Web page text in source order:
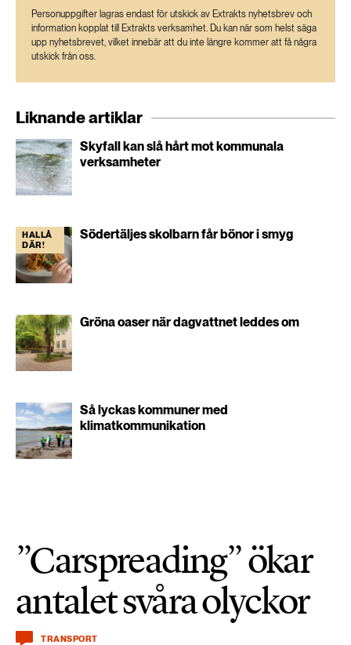
Personuppgifter lagras endast för utskick av Extrakts nyhetsbrev och
information kopplat till Extrakts verksamhet. Du kan när som helst säga
upp nyhetsbrevet, vilket innebär att du inte längre kommer att få några
utskick från oss.
Liknande artiklar
Skyfall kan slå hårt mot kommunala
verksamheter
HALLÅ
DÄR!
Södertäljes skolbarn får bönor i smyg
Gröna oaser när dagvattnet leddes om
Så lyckas kommuner med
klimatkommunikation
”Carspreading” ökar
antalet svåra olyckor
TRANSPORT